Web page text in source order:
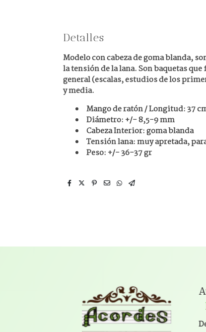
Detalles
Modelo con cabeza de goma blanda,
la tensión de la lana. Son baquetas
general (escalas, estudios de los
y media.
Mango de ratón / Longitud: 37
Diámetro: +/- 8,5-9 mm
Cabeza Interior: goma blanda
Tensión lana: muy apretada,
Peso: +/- 36-37 gr